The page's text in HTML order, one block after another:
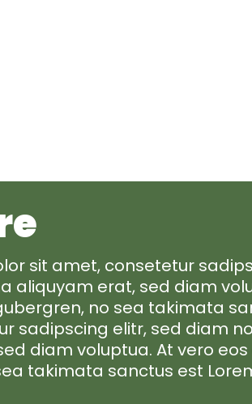
sit amet, consetetur
aliquyam erat, sed diam
no sea takimata
sadipscing elitr, sed diam
diam voluptua. At vero
takimata sanctus est